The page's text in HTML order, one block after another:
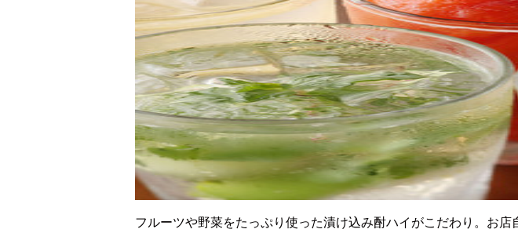
フルーツや野菜をたっぷり使った漬け込み酎ハイがこだわり。お